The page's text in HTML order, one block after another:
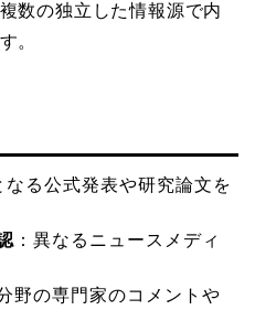
数の独立した情報源で内
。
なる公式発表や研究論文を
：異なるニュースメディ
野の専門家のコメントや